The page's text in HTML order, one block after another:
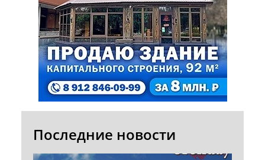
Последние новости